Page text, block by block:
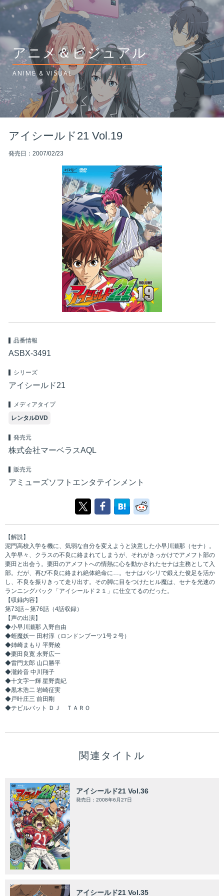
アニメ＆ビジュアル
ANIME & VISUAL
アイシールド21 Vol.19
発売日：2007/02/23
品番情報
ASBX-3491
シリーズ
アイシールド21
メディアタイプ
レンタルDVD
発売元
株式会社マーベラスAQL
販売元
アミューズソフトエンタテインメント
【解説】
泥門高校入学を機に、気弱な自分を変えようと決意した小早川瀬那（セナ）。
入学早々、クラスの不良に絡まれてしまうが、それがきっかけでアメフト部の
栗田と出会う。栗田のアメフトへの情熱に心を動かされたセナは主務として入
部。だが、再び不良に絡まれ絶体絶命に…。セナはパシリで鍛えた俊足を活か
し、不良を振りきって走り出す。その脚に目をつけたヒル魔は、セナを光速の
ランニングバック「アイシールド２１」に仕立てるのだった。
【収録内容】
第73話～第76話（4話収録）
【声の出演】
◆小早川瀬那 入野自由
◆蛭魔妖一 田村淳（ロンドンブーツ1号２号）
◆姉崎まもり 平野綾
◆栗田良寛 永野広一
◆雷門太郎 山口勝平
◆瀧鈴音 中川翔子
◆十文字一輝 星野貴紀
◆黒木浩二 岩崎征実
◆戸叶庄三 前田剛
◆テビルバット ＤＪ ＴＡＲＯ
関連タイトル
アイシールド21 Vol.36
発売日：2008年6月27日
アイシールド21 Vol.35